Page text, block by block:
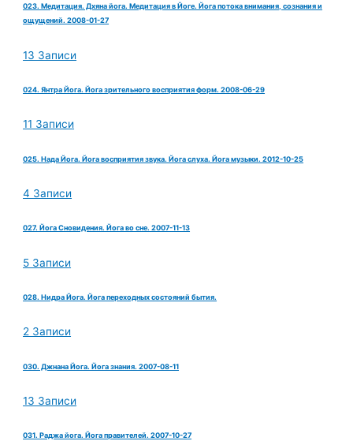
023. Медитация. Дхяна йога. Медитация в Йоге. Йога потока внимания, сознания и
ощущений. 2008-01-27
13 Записи
024. Янтра Йога. Йога зрительного восприятия форм. 2008-06-29
11 Записи
025. Нада Йога. Йога восприятия звука. Йога слуха. Йога музыки. 2012-10-25
4 Записи
027. Йога Сновидения. Йога во сне. 2007-11-13
5 Записи
028. Нидра Йога. Йога переходных состояний бытия.
2 Записи
030. Джнана Йога. Йога знания. 2007-08-11
13 Записи
031. Раджа йога. Йога правителей. 2007-10-27